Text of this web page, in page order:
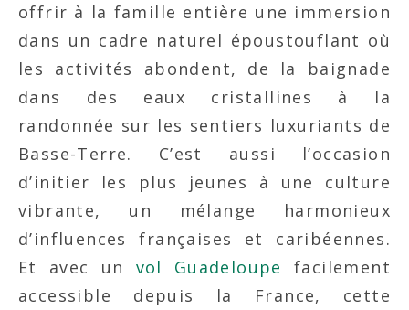
offrir à la famille entière une immersion
dans un cadre naturel époustouflant où
les activités abondent, de la baignade
dans des eaux cristallines à la
randonnée sur les sentiers luxuriants de
Basse-Terre. C’est aussi l’occasion
d’initier les plus jeunes à une culture
vibrante, un mélange harmonieux
d’influences françaises et caribéennes.
Et avec un vol Guadeloupe
facilement
accessible depuis la France, cette